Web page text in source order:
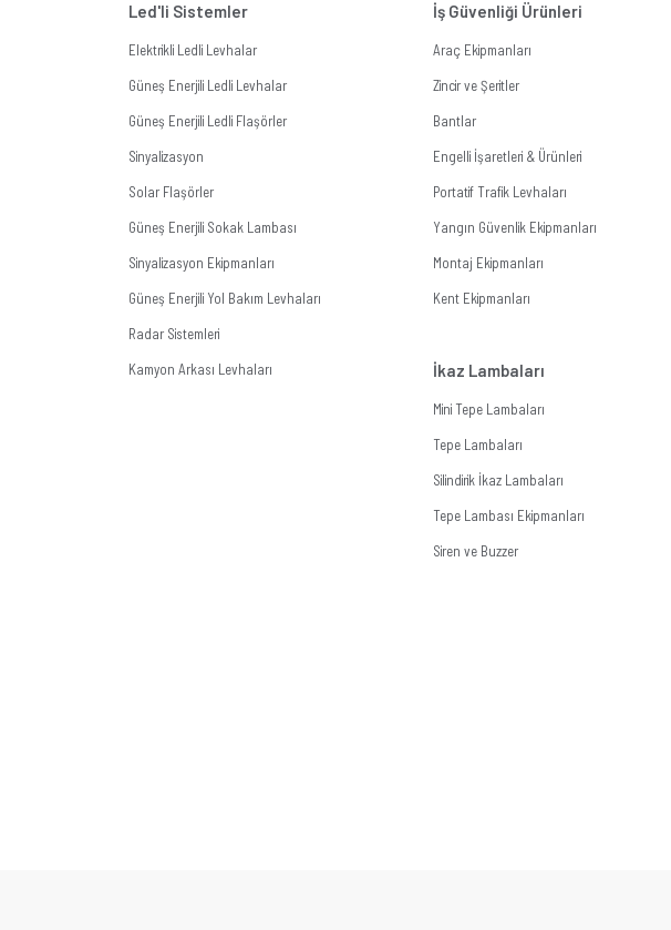
Led'li Sistemler
Elektrikli Ledli Levhalar
Güneş Enerjili Ledli Levhalar
Güneş Enerjili Ledli Flaşörler
Sinyalizasyon
Solar Flaşörler
Güneş Enerjili Sokak Lambası
Sinyalizasyon Ekipmanları
Güneş Enerjili Yol Bakım Levhaları
Radar Sistemleri
Kamyon Arkası Levhaları
İş Güvenliği Ürünleri
Araç Ekipmanları
Zincir ve Şeritler
Bantlar
Engelli İşaretleri & Ürünleri
Portatif Trafik Levhaları
Yangın Güvenlik Ekipmanları
Montaj Ekipmanları
Kent Ekipmanları
İkaz Lambaları
Mini Tepe Lambaları
Tepe Lambaları
Silindirik İkaz Lambaları
Tepe Lambası Ekipmanları
Siren ve Buzzer